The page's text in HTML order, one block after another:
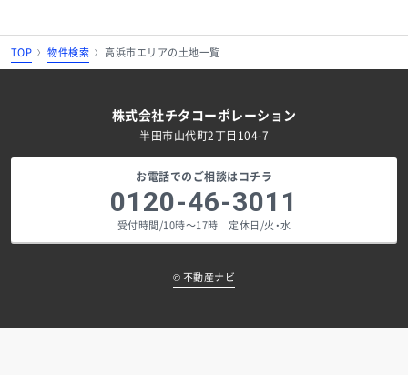
TOP 物件検索 高浜市エリアの土地一覧
お電話でのご相談はコチラ
0120-46-3011
受付時間/10時～17時 定休日/火・水
株式会社チタコーポレーション
半田市山代町2丁目104-7
©不動産ナビ